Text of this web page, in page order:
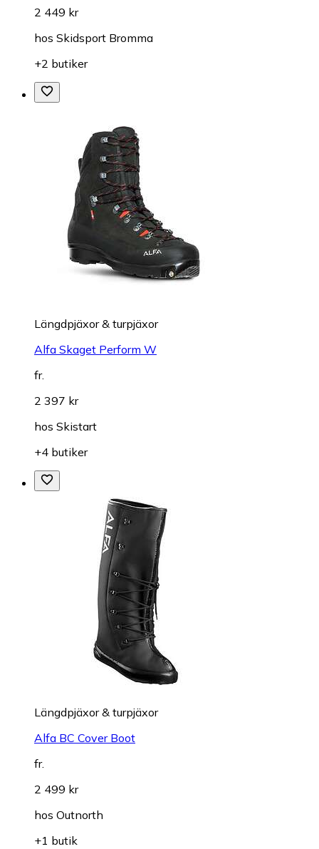
2 449 kr
hos Skidsport Bromma
+2 butiker
Längdpjäxor & turpjäxor
Alfa Skaget Perform W
fr.
2 397 kr
hos Skistart
+4 butiker
Längdpjäxor & turpjäxor
Alfa BC Cover Boot
fr.
2 499 kr
hos Outnorth
+1 butik